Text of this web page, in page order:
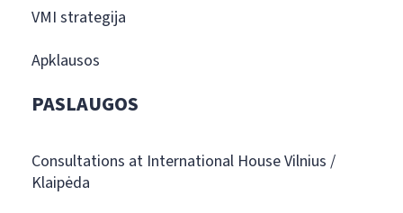
VMI strategija
Apklausos
PASLAUGOS
Consultations at International House Vilnius /
Klaipėda